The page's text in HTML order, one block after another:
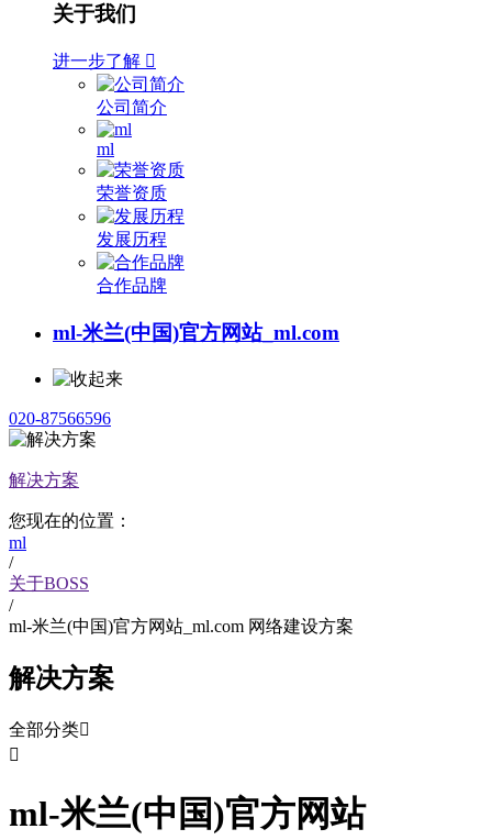
关于我们
进一步了解 
公司简介
ml
荣誉资质
发展历程
合作品牌
ml-米兰(中国)官方网站_ml.com
020-87566596
解决方案
您现在的位置：
ml
/
关于BOSS
/
ml-米兰(中国)官方网站_ml.com 网络建设方案
解决方案
全部分类

ml-米兰(中国)官方网站